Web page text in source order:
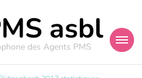
asbl
des Agents PMS